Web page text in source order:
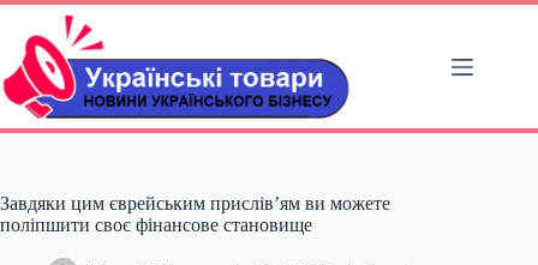
Перейти
вмісту
Завдяки цим єврейським прислів’ям ви можете
поліпшити своє фінансове становище